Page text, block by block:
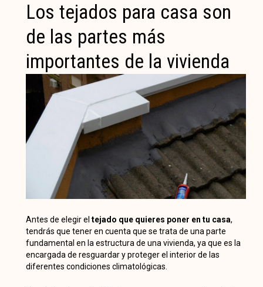
Los tejados para casa son
de las partes más
importantes de la vivienda
Antes de elegir el tejado que quieres poner en tu casa,
tendrás que tener en cuenta que se trata de una parte
fundamental en la estructura de una vivienda, ya que es la
encargada de resguardar y proteger el interior de las
diferentes condiciones climatológicas.